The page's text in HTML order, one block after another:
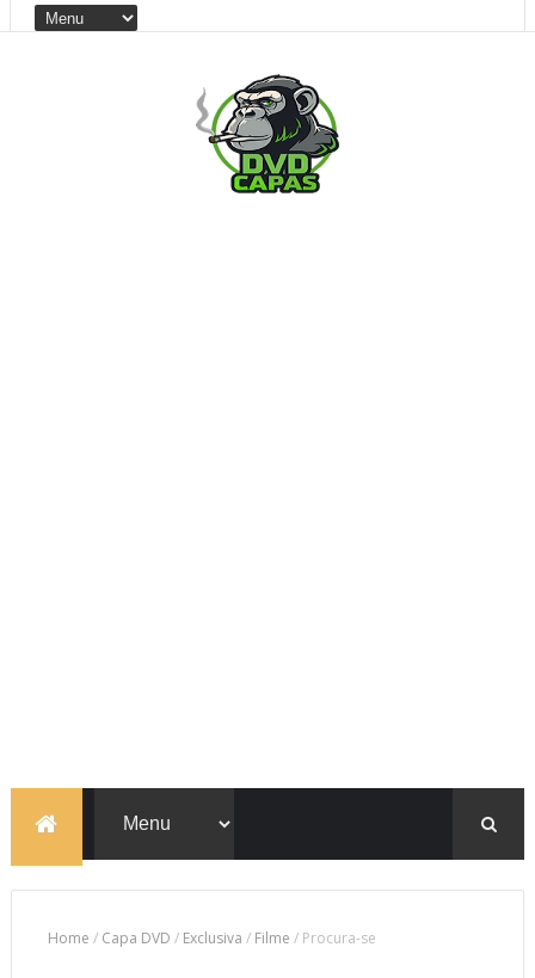
Home / Capa DVD / Exclusiva / Filme / Procura-se